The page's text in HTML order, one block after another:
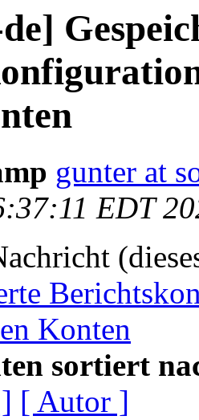
gunter at
EDT
Konten
sortiert
[ Autor ]